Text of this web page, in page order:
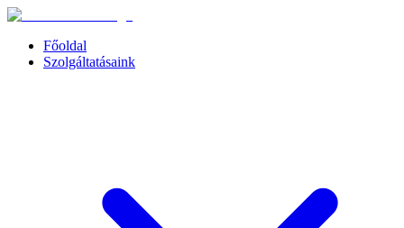
Főoldal
Szolgáltatásaink